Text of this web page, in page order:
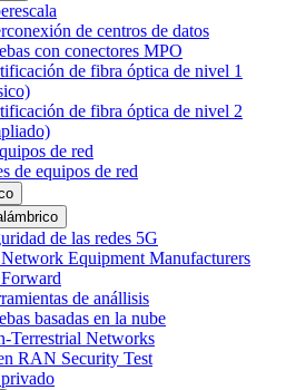
de centros de datos
con conectores MPO
de fibra óptica de nivel 1
de fibra óptica de nivel 2
de red
de equipos de red
de las redes 5G
Equipment Manufacturers
de anállisis
basadas en la nube
Terrestrial Networks
RAN Security Test